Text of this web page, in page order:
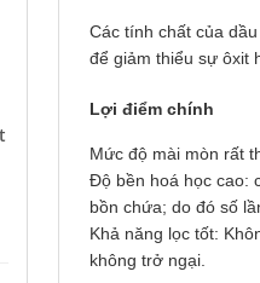
Các tính chất của
để giảm thiểu sự ôxit
Lợi điểm chính
Mức độ mài mòn rất
Độ bền hoá học cao:
bồn chứa; do đó số
Khả năng lọc tốt:
không trở ngại.